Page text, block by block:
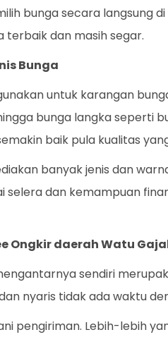
bunga secara langsung
terbaik dan masih segar.
Bunga
untuk karangan
bunga langka seperti
baik pula kualitas
banyak jenis dan
selera dan kemampuan
Ongkir daerah Watu
sendiri
nyaris tidak ada waktu
pengiriman. Lebih-lebih